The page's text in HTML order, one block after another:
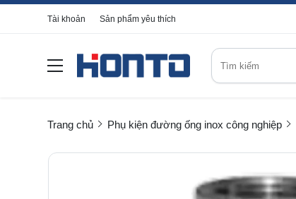
Tài khoản Sản phẩm yêu thích
Trang chủ Phụ kiện đường ống inox công nghiệp